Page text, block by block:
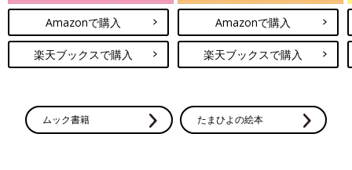
Amazonで購入
楽天ブックスで購入
Amazonで購入
楽天ブックスで購入
ムック書籍 たまひよの絵本